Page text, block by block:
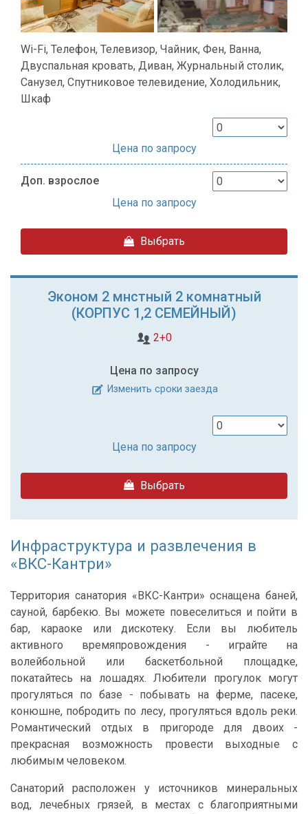
Wi-Fi, Телефон, Телевизор, Чайник, Фен, Ванна,
Двуспальная кровать, Диван, Журнальный столик,
Санузел, Спутниковое телевидение, Холодильник,
Шкаф
Цена по запросу
Доп. взрослое
Цена по запросу
Выбрать
Эконом 2 мнстный 2 комнатный
(КОРПУС 1,2 СЕМЕЙНЫЙ)
2+0
Цена по запросу
Изменить сроки заезда
Цена по запросу
Выбрать
Инфраструктура и развлечения в
«ВКС-Кантри»
Территория санатория «ВКС-Кантри» оснащена баней,
сауной, барбекю. Вы можете повеселиться и пойти в
бар, караоке или дискотеку. Если вы любитель
активного времяпровождения - играйте на
волейбольной или баскетбольной площадке,
покатайтесь на лошадях. Любители прогулок могут
прогуляться по базе - побывать на ферме, пасеке,
конюшне, побродить по лесу, прогуляться вдоль реки.
Романтический отдых в пригороде для двоих -
прекрасная возможность провести выходные с
любимым человеком.
Санаторий расположен у источников минеральных
вод, лечебных грязей, в местах с благоприятными